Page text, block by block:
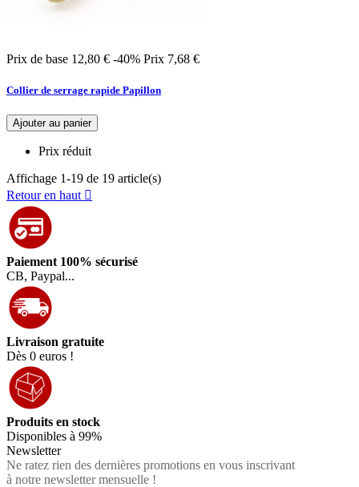
Prix de base 12,80 € -40% Prix 7,68 €
Collier de serrage rapide Papillon
Ajouter au panier
Prix réduit
Affichage 1-19 de 19 article(s)
Retour en haut 
Paiement 100% sécurisé
CB, Paypal...
Livraison gratuite
Dès 0 euros !
Produits en stock
Disponibles à 99%
Newsletter
Ne ratez rien des dernières promotions en vous inscrivant
à notre newsletter mensuelle !